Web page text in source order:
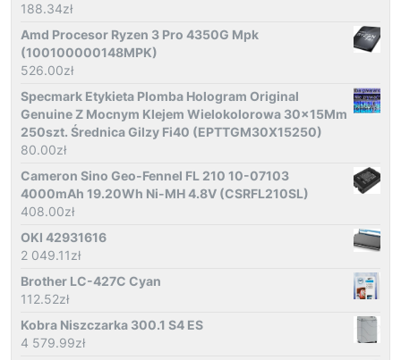
188.34zł
Amd Procesor Ryzen 3 Pro 4350G Mpk
(100100000148MPK)
526.00zł
Specmark Etykieta Plomba Hologram Original
Genuine Z Mocnym Klejem Wielokolorowa 30x15Mm
250szt. Średnica Gilzy Fi40 (EPTTGM30X15250)
80.00zł
Cameron Sino Geo-Fennel FL 210 10-07103
4000mAh 19.20Wh Ni-MH 4.8V (CSRFL210SL)
408.00zł
OKI 42931616
2 049.11zł
Brother LC-427C Cyan
112.52zł
Kobra Niszczarka 300.1 S4 ES
4 579.99zł